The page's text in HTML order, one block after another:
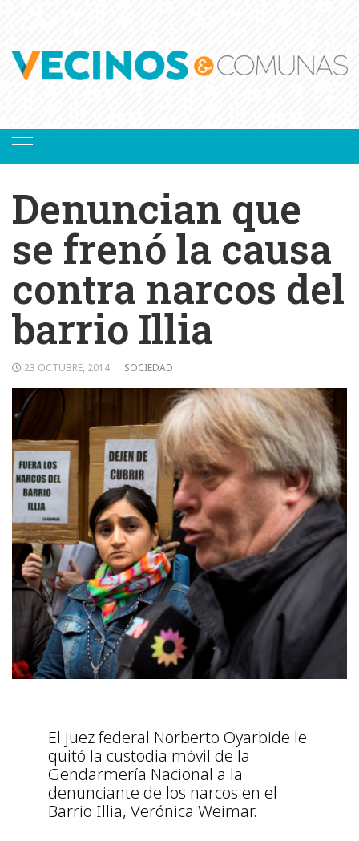
Denuncian que
se frenó la causa
contra narcos del
barrio Illia
23 OCTUBRE, 2014 SOCIEDAD
El juez federal Norberto Oyarbide le
quitó la custodia móvil de la
Gendarmería Nacional a la
denunciante de los narcos en el
Barrio Illia, Verónica Weimar.